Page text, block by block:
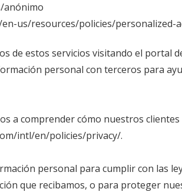
anónimo
us/resources/policies/personalized-
de estos servicios visitando el portal
personal con terceros para
a comprender cómo nuestros
intl/en/policies/privacy/.
personal para cumplir con las
que recibamos, o para proteger